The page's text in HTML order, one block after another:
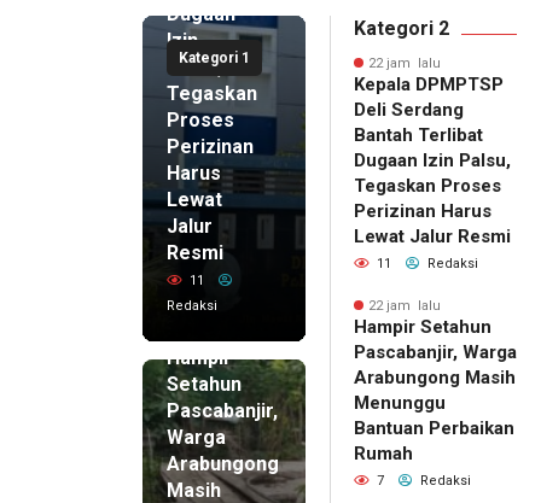
Kategori 1
Dugaan
Izin
Palsu,
Tegaskan
Proses
Perizinan
Harus
Lewat
Jalur
Resmi
11
Redaksi
Hampir
Setahun
Pascabanjir,
Warga
Arabungong
Masih
Kategori 2
22 jam lalu
Kepala DPMPTSP
Deli Serdang
Bantah Terlibat
Dugaan Izin Palsu,
Tegaskan Proses
Perizinan Harus
Lewat Jalur Resmi
11 Redaksi
22 jam lalu
Hampir Setahun
Pascabanjir, Warga
Arabungong Masih
Menunggu
Bantuan Perbaikan
Rumah
7 Redaksi